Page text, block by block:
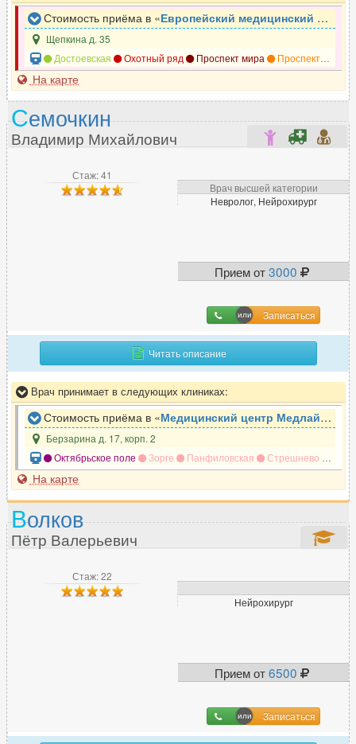
Стоимость приёма в «Европейский медицинский центр
Щепкина д. 35
Достоевская
Охотный ряд Проспект мира Проспект мира
На карте
Стаж: 41
Врач высшей категории
Невролог, Нейрохирург
Прием от3000
Записаться
Семочкин
Владимир Михайлович
Читать описание
Врач принимает в следующих клиниках:
Стоимость приёма в «Медицинский центр Медлайн-Сервис
Берзарина д. 17, корп. 2
Октябрьское поле
Зорге Панфиловская Стрешнево
На карте
Стаж: 22
Нейрохирург
Прием от6500
Записаться
Волков
Пётр Валерьевич